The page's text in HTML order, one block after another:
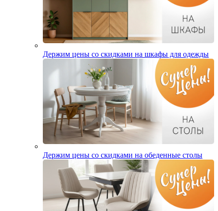
Держим цены со скидками на шкафы для одежды
Держим цены со скидками на обеденные столы